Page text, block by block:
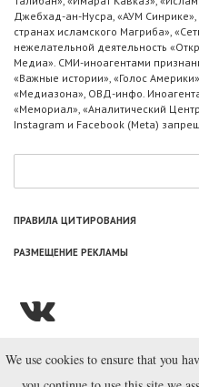
Джебхад-ан-Нусра, «АУМ Синрике»,
странах исламского Магриба»,
нежелательной деятельность
Медиа». СМИ-иноагентами
«Важные истории», «Голос
«Медиазона», ОВД-инфо.
«Мемориал», «Аналитический
Instagram и Facebook (Metа)
ПРАВИЛА ЦИТИРОВАНИЯ
РАЗМЕЩЕНИЕ РЕКЛАМЫ
© ООО
We use cookies to ensure that you